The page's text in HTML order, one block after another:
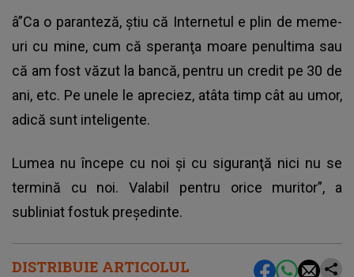
DISTRIBUIE ARTICOLUL
â”Ca o paranteză, ştiu că Internetul e plin de meme-
uri cu mine, cum că speranţa moare penultima sau
că am fost văzut la bancă, pentru un credit pe 30 de
ani, etc. Pe unele le apreciez, atâta timp cât au umor,
adică sunt inteligente.
Lumea nu începe cu noi şi cu siguranţă nici nu se
termină cu noi. Valabil pentru orice muritor”, a
subliniat fostuk preşedinte.